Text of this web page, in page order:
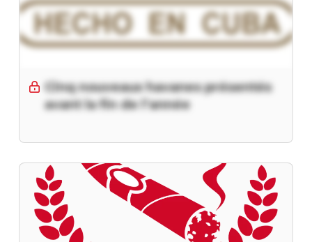
Cinq nouveaux havanes présentés
avant la fin de l’année